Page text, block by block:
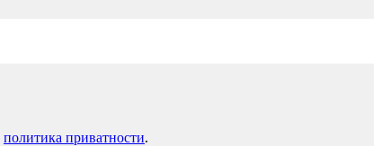
политика приватности.